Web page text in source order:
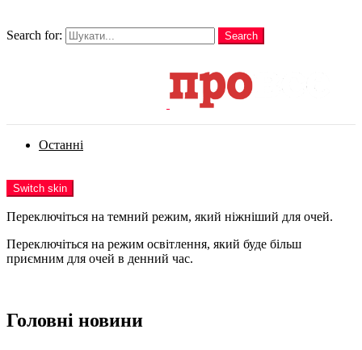
Search for:
Search
Останні
Switch skin
Переключіться на темний режим, який ніжніший для очей.
Переключіться на режим освітлення, який буде більш
приємним для очей в денний час.
Головні новини